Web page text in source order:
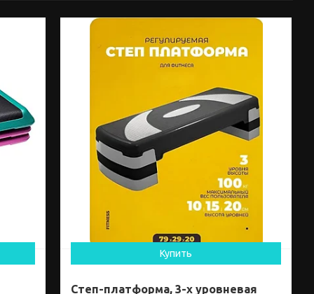
Купить
Степ-платформа, 3-х уровневая